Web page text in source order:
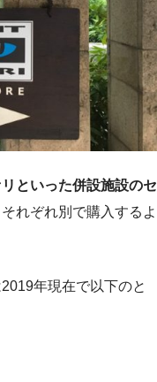
といった併設施設のセ
れぞれ別で購入するよ
年現在で以下のと